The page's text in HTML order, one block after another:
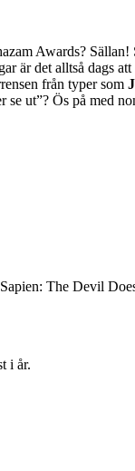
Awards?
är det alltså dags
från typer som
se ut”? Ös på med
The Devil
i år.